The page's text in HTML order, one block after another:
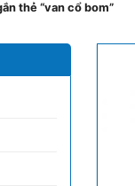
thẻ “van cổ bom”